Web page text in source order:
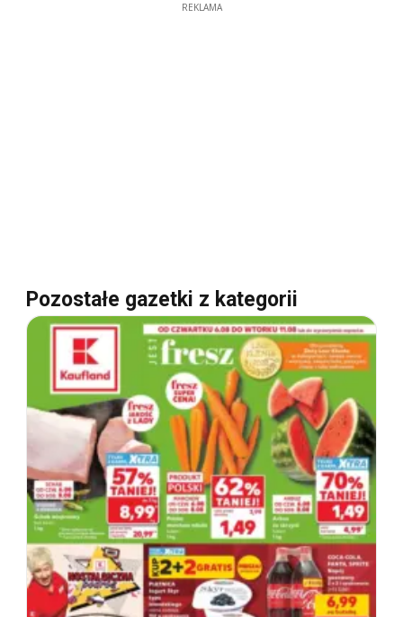
REKLAMA
Pozostałe gazetki z kategorii